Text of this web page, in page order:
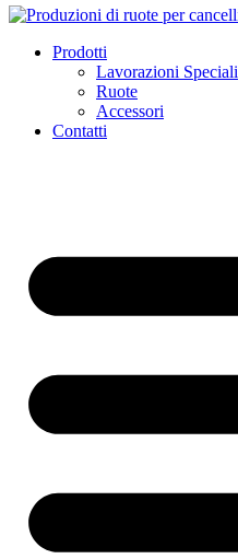
Prodotti
Lavorazioni Speciali
Ruote
Accessori
Contatti